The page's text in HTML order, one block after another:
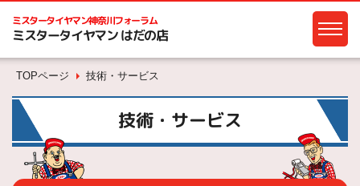
ミスタータイヤマン神奈川フォーラム
ミスタータイヤマン はだの店
TOPページ 技術・サービス
技術・サービス